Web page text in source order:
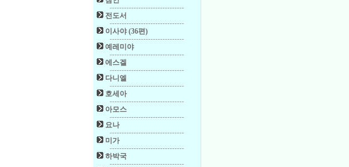
전도서
이사야 (36편)
예레미야
에스겔
다니엘
호세아
아모스
요나
미가
하박국